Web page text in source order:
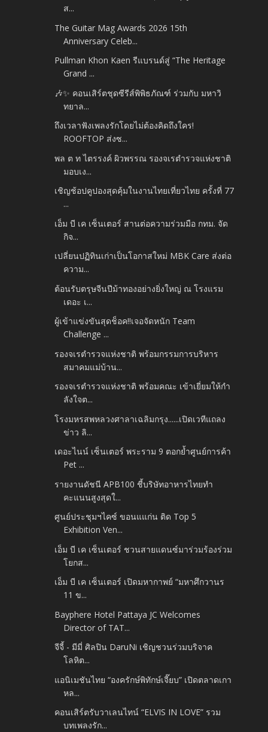
ส...
The Guitar Mag Awards 2026 15th
Anniversary Celeb...
Pullman Khon Kaen รีแบรนด์สู่ “The Heritage
Grand ...
🎶✨ คอนเสิร์ตชุดซีรีส์พิพิธภัณฑ์ ร่วมกับ มหาวิ
ทยาล...
ถึงเวลาฟังเพลงรักโดยไม่ต้องคิดถึงใคร!
ROOFTOP ส่งซ...
พล ต ท ไตรรงค์ ผิวพรรณ รองจเรตำรวจแห่งชาติ
มอบเง...
เชิญช้อปคูปองสุดคุ้มในงานไทยเที่ยวไทย ครั้งที่ 77
...
เอ็ม บี เค เซ็นเตอร์ สานต่อความร่วมมือ กทม. จัด
กิจ...
เปลี่ยนปฏิทินเก่าเป็นโอกาสใหม่ MBK Care ส่งต่อ
ความ...
ต้อนรับตรุษจีนปีม้าทองอย่างยิ่งใหญ่ ณ โรงแรม
เดอะ เ...
ผู้เข้าแข่งขันสุดช็อค!!เจอจัดหนัก Team
Challenge ...
รองจเรตำรวจแห่งชาติ พร้อมกรรมการบริหาร
สมาคมแม่บ้าน...
รองจเรตำรวจแห่งชาติ พร้อมคณะ เข้าเยี่ยมให้กำ
ลังใจต...
โรงมหรสพหลวงศาลาเฉลิมกรุง......เปิดเวทีแถลง
ข่าว ลิ...
เดอะไนน์ เซ็นเตอร์ พระราม 9 ตอกย้ำศูนย์การค้า
Pet ...
รายงานดัชนี APB100 ชี้บริษัทอาหารไทยทำ
คะแนนสูงสุดใ...
ศูนย์ประชุมฯไคซ์ ขอนแแก่น ติด Top 5
Exhibition Ven...
เอ็ม บี เค เซ็นเตอร์ ชวนสายแดนซ์มาร่วมร้องร่วม
โยกส...
เอ็ม บี เค เซ็นเตอร์ เปิดมหากาพย์ “มหาศึกวานร
11 ข...
Bayphere Hotel Pattaya JC Welcomes
Director of TAT...
จีจี้ - มีมี่ ศิลปิน DaruNi เชิญชวนร่วมบริจาค
โลหิต...
แอนิเมชันไทย “องครักษ์พิทักษ์เจี๊ยบ” เปิดตลาดเกา
หล...
คอนเสิร์ตรับวาเลนไทน์ “ELVIS IN LOVE” รวม
บทเพลงรัก...